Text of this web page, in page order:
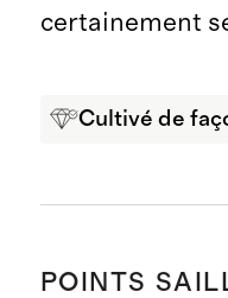
certainement
Cultivé de
POINTS